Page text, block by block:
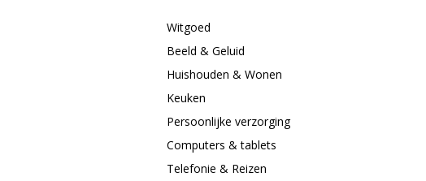
Witgoed
Beeld & Geluid
Huishouden & Wonen
Keuken
Persoonlijke verzorging
Computers & tablets
Telefonie & Reizen